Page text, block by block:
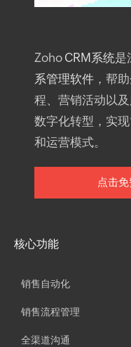
Zoho CRM系统是
系管理软件 ，帮
程、营销活动以
数字化转型，实
和运营模式。
点击
核心功能
销售自动化
销售流程管理
全渠道沟通